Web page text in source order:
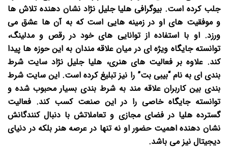
جلب کرده است. بیوگرافی هلیا جلیل نژاد نشان دهنده تلاش ها
و موفقیت های او در زمینه هایی است که به آن ها عشق می
ورزد. او با استفاده از توانایی های خود در رقص و مدلینگ،
توانسته جایگاه ویژه ای در میان علاقه مندان به این حوزه ها پیدا
کند. علاوه بر فعالیت های هنری، هلیا جلیل نژاد سایت شرط
بندی ای به نام “بیبی بت” را نیز تبلیغ کرده است. این سایت شرط
بندی بین کاربران علاقه مند به شرط بندی بسیار محبوب شده و
توانسته جایگاه خاصی را در این صنعت کسب کند. فعالیت
گسترده هلیا در فضای مجازی و تعاملاتش با دنبال کنندگانش
نشان دهنده اهمیت حضور او نه تنها در عرصه هنر بلکه در دنیای
دیجیتال نیز می باشد.